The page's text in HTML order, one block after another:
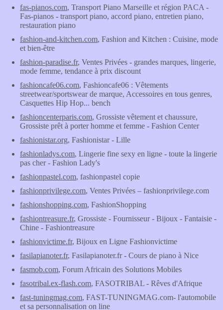
fas-pianos.com, Transport Piano Marseille et région PACA -
Fas-pianos - transport piano, accord piano, entretien piano,
restauration piano
fashion-and-kitchen.com, Fashion and Kitchen : Cuisine, mode
et bien-être
fashion-paradise.fr, Ventes Privées - grandes marques, lingerie,
mode femme, tendance à prix discount
fashioncafe06.com, Fashioncafe06 : Vêtements
streetwear/sportswear de marque, Accessoires en tous genres,
Casquettes Hip Hop... bench
fashioncenterparis.com, Grossiste vêtement et chaussure,
Grossiste prêt à porter homme et femme - Fashion Center
fashionistar.org, Fashionistar - Lille
fashionladys.com, Lingerie fine sexy en ligne - toute la lingerie
pas cher - Fashion Lady's
fashionpastel.com, fashionpastel copie
fashionprivilege.com, Ventes Privées – fashionprivilege.com
fashionshopping.com, FashionShopping
fashiontreasure.fr, Grossiste - Fournisseur - Bijoux - Fantaisie -
Chine - Fashiontreasure
fashionvictime.fr, Bijoux en Ligne Fashionvictime
fasilapianoter.fr, Fasilapianoter.fr - Cours de piano à Nice
fasmob.com, Forum Africain des Solutions Mobiles
fasotribal.ex-flash.com, FASOTRIBAL - Rêves d'Afrique
fast-tuningmag.com, FAST-TUNINGMAG.com- l'automobile
et sa personnalisation on line